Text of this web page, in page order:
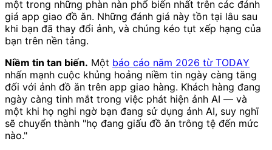
một trong những phàn nàn phổ biến nhất trên các đánh
giá app giao đồ ăn. Những đánh giá này tồn tại lâu sau
khi bạn đã thay đổi ảnh, và chúng kéo tụt xếp hạng của
bạn trên nền tảng.
Niềm tin tan biến. Một báo cáo năm 2026 từ TODAY
nhấn mạnh cuộc khủng hoảng niềm tin ngày càng tăng
đối với ảnh đồ ăn trên app giao hàng. Khách hàng đang
ngày càng tinh mắt trong việc phát hiện ảnh AI — và
một khi họ nghi ngờ bạn đang sử dụng ảnh AI, suy nghĩ
sẽ chuyển thành "họ đang giấu đồ ăn trông tệ đến mức
nào."